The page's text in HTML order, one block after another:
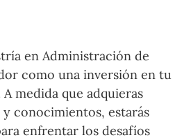
en Administración de
como una inversión en tu
medida que adquieras
y conocimientos, estarás
enfrentar los desafíos